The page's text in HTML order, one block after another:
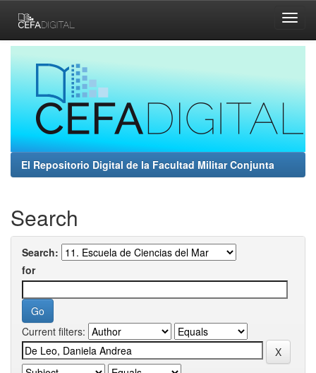
navigation
El Repositorio Digital de la Facultad Militar Conjunta
Search
Search:
for
Current filters: